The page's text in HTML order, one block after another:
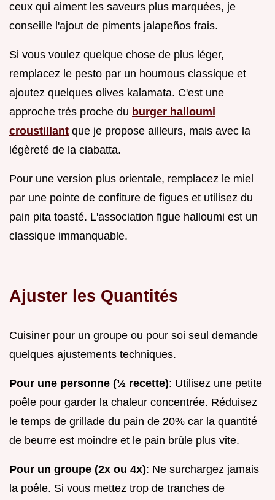
ceux qui aiment les saveurs plus marquées, je
conseille l'ajout de piments jalapeños frais.
Si vous voulez quelque chose de plus léger,
remplacez le pesto par un houmous classique et
ajoutez quelques olives kalamata. C'est une
approche très proche du burger halloumi
croustillant que je propose ailleurs, mais avec la
légèreté de la ciabatta.
Pour une version plus orientale, remplacez le miel
par une pointe de confiture de figues et utilisez du
pain pita toasté. L'association figue halloumi est un
classique immanquable.
Ajuster les Quantités
Cuisiner pour un groupe ou pour soi seul demande
quelques ajustements techniques.
Pour une personne (½ recette): Utilisez une petite
poêle pour garder la chaleur concentrée. Réduisez
le temps de grillade du pain de 20% car la quantité
de beurre est moindre et le pain brûle plus vite.
Pour un groupe (2x ou 4x): Ne surchargez jamais
la poêle. Si vous mettez trop de tranches de